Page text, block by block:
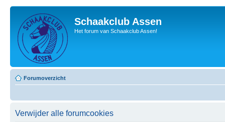
Schaakclub Assen
Het forum van Schaakclub Assen!
Forumoverzicht
Verwijder alle forumcookies